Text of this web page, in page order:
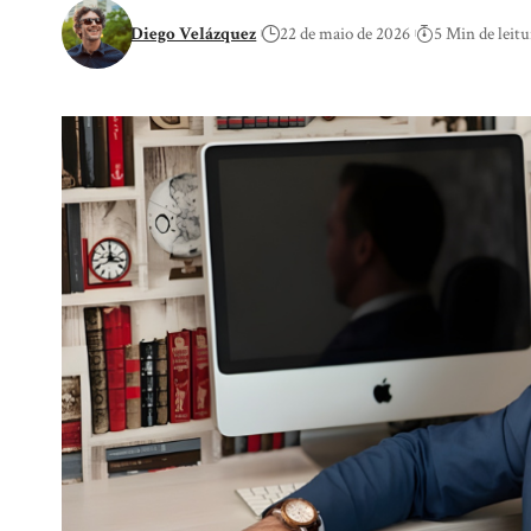
Diego Velázquez 22 de maio de 2026 5 Min de